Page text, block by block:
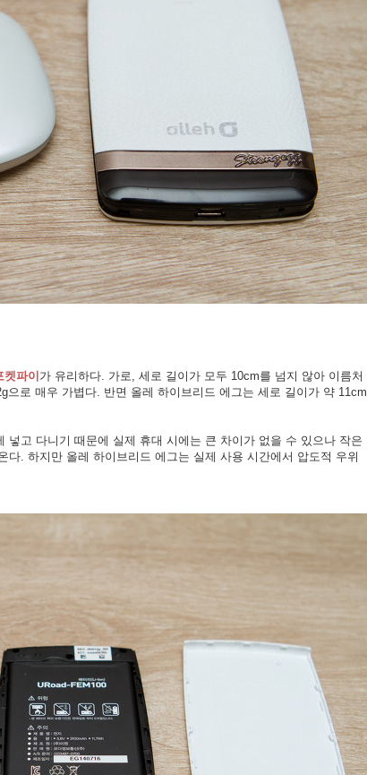
켓파이 가 유리하다. 가로, 세로 길이가 모두 10cm를 넘지 않아 이름처
으로 매우 가볍다. 반면 올레 하이브리드 에그는 세로 길이가 약 11cm
넣고 다니기 때문에 실제 휴대 시에는 큰 차이가 없을 수 있으나 작은
다. 하지만 올레 하이브리드 에그는 실제 사용 시간에서 압도적 우위